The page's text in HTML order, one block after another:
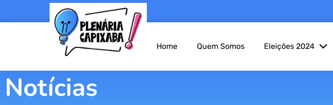
Home Quem Somos Eleições 2024
Notícias